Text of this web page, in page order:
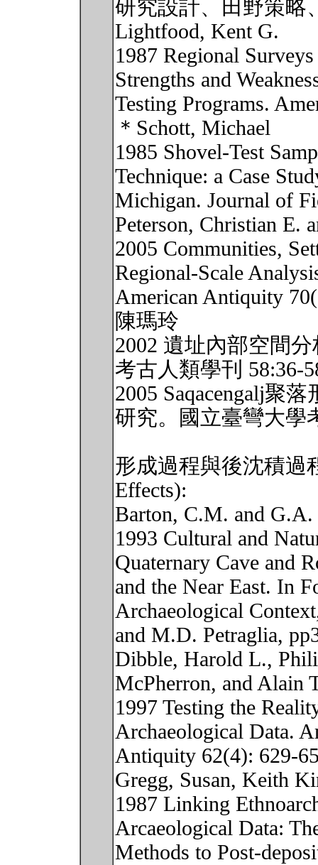
研究設計、田野策略
Lightfood, Kent G.
1987 Regional
Strengths and
Testing Programs.
＊Schott, Michael
1985 Shovel-Test
Technique: a Case
Michigan. Journal of
Peterson, Christian E.
2005 Communities,
Regional-Scale
American Antiquity
陳瑪玲
2002 遺址內部空間
考古人類學刊 58:36-
2005 Saqacengalj聚
研究。國立臺彎大學
形成過程與後沈積過
Effects):
Barton, C.M. and
1993 Cultural and
Quaternary Cave and
and the Near East. In
Archaeological
and M.D. Petraglia,
Dibble, Harold L.,
McPherron, and Alain
1997 Testing the
Archaeological Data.
Antiquity 62(4): 629-
Gregg, Susan, Keith
1987 Linking
Arcaeological Data:
Methods to Post-